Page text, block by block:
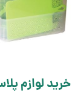
خرید لوازم